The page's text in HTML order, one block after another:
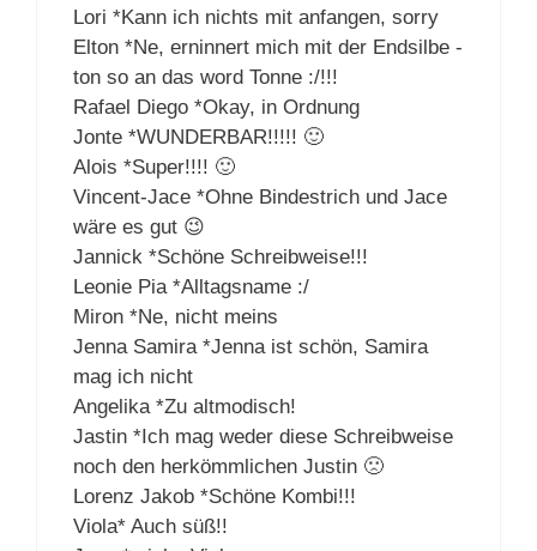
Lori *Kann ich nichts mit anfangen, sorry
Elton *Ne, erninnert mich mit der Endsilbe -
ton so an das word Tonne :/!!!
Rafael Diego *Okay, in Ordnung
Jonte *WUNDERBAR!!!!! 🙂
Alois *Super!!!! 🙂
Vincent-Jace *Ohne Bindestrich und Jace
wäre es gut 😉
Jannick *Schöne Schreibweise!!!
Leonie Pia *Alltagsname :/
Miron *Ne, nicht meins
Jenna Samira *Jenna ist schön, Samira
mag ich nicht
Angelika *Zu altmodisch!
Jastin *Ich mag weder diese Schreibweise
noch den herkömmlichen Justin 🙁
Lorenz Jakob *Schöne Kombi!!!
Viola* Auch süß!!